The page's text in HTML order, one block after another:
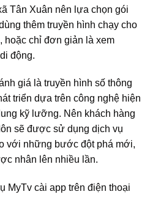
Tân Xuân nên lựa chọn gói
thêm truyền hình chạy cho
hoặc chỉ đơn giản là xem
động.
giá là truyền hình số thông
triển dựa trên công nghệ hiện
kỹ lưỡng. Nên khách hàng
sẽ được sử dụng dịch vụ
với những bước đột phá mới,
nhân lên nhiều lần.
MyTv cài app trên điện thoại